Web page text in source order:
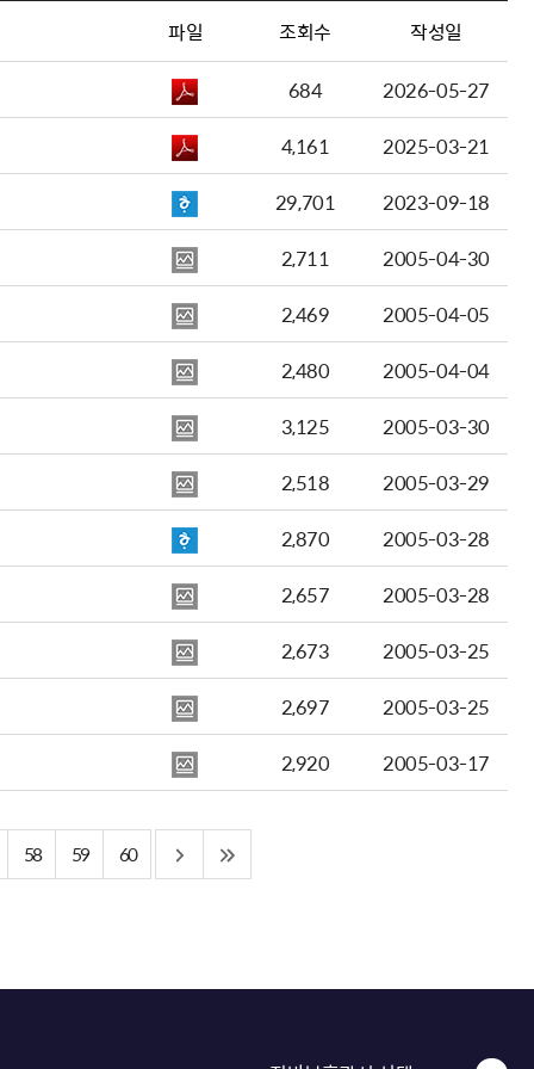
파일 조회수 작성일
684
2026-05-27
4,161
2025-03-21
29,701
2023-09-18
2,711
2005-04-30
2,469
2005-04-05
2,480
2005-04-04
3,125
2005-03-30
2,518
2005-03-29
2,870
2005-03-28
2,657
2005-03-28
2,673
2005-03-25
2,697
2005-03-25
2,920
2005-03-17
58 59 60